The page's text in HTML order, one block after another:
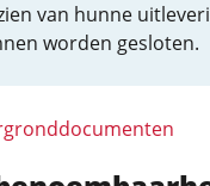
van hunne
worden gesloten.